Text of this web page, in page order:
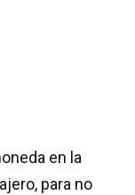
en la
para no